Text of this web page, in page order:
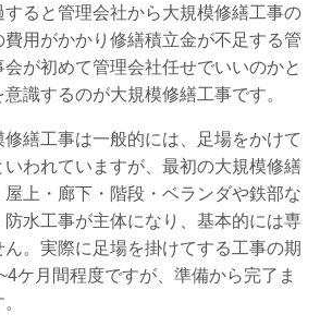
ると管理会社から大規模修繕工事の
用がかかり修繕積立金が不足する管
が初めて管理会社任せでいいのかと
識するのが大規模修繕工事です。
繕工事は一般的には、足場をかけて
われていますが、最初の大規模修繕
上・廊下・階段・ベランダや鉄部な
防水工事が主体になり、基本的には専
。実際に足場を掛けてする工事の期
ケ月間程度ですが、準備から完了ま